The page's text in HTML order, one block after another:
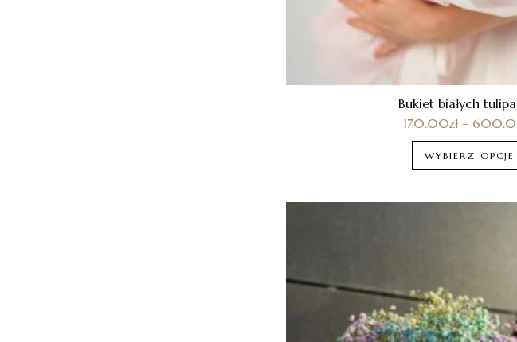
Bukiet białych
170.00zł –
WYBIERZ OPCJE